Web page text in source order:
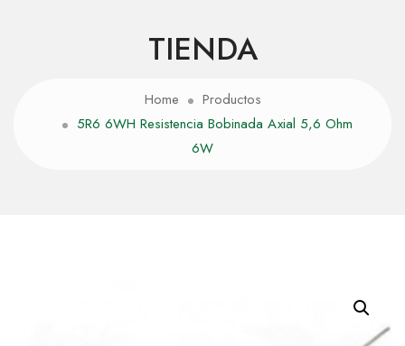
TIENDA
Home
Productos
5R6 6WH Resistencia Bobinada Axial 5,6 Ohm
6W